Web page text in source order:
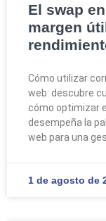
El swap
margen
Cómo utilizar
web: descubre
cómo optimizar
desempeña la
web para una
1 de agosto de